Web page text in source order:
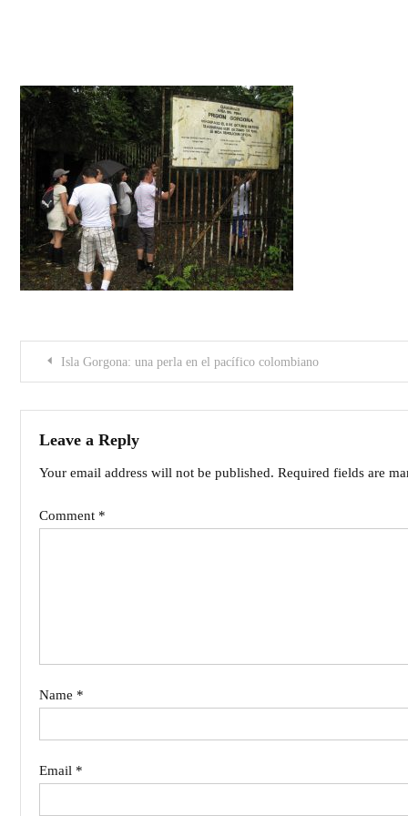
PostIsla Gorgona: una perla en el pacífico colombiano
Leave a Reply
Your email address will not be published. Required fields are
Comment *
Name *
Email *